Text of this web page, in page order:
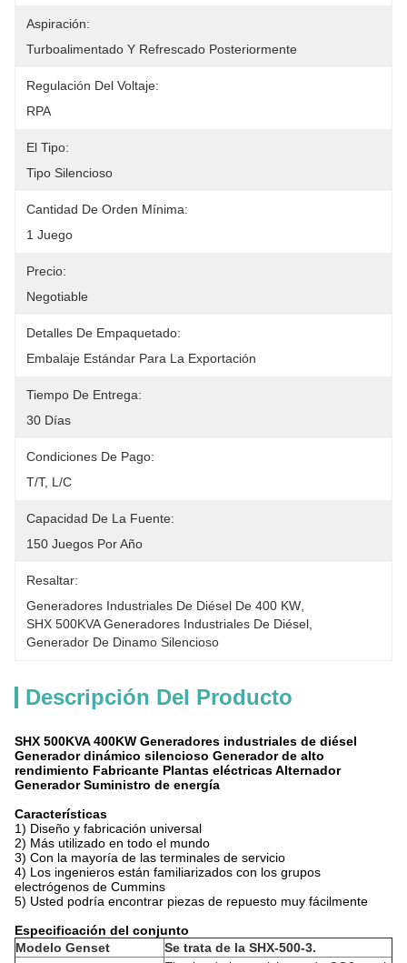
Aspiración:
Turboalimentado Y Refrescado Posteriormente
Regulación Del Voltaje:
RPA
El Tipo:
Tipo Silencioso
Cantidad De Orden Mínima:
1 Juego
Precio:
Negotiable
Detalles De Empaquetado:
Embalaje Estándar Para La Exportación
Tiempo De Entrega:
30 Días
Condiciones De Pago:
T/T, L/C
Capacidad De La Fuente:
150 Juegos Por Año
Resaltar:
Generadores Industriales De Diésel De 400 KW
SHX 500KVA Generadores Industriales De Diésel
Generador De Dinamo Silencioso
Descripción Del Producto
SHX 500KVA 400KW Generadores industriales de diésel
Generador dinámico silencioso Generador de alto
rendimiento Fabricante Plantas eléctricas Alternador
Generador Suministro de energía
Características
1) Diseño y fabricación universal
2) Más utilizado en todo el mundo
3) Con la mayoría de las terminales de servicio
4) Los ingenieros están familiarizados con los grupos
electrógenos de Cummins
5) Usted podría encontrar piezas de repuesto muy fácilmente
Especificación del conjunto
Modelo Genset
Se trata de la SHX-500-3.